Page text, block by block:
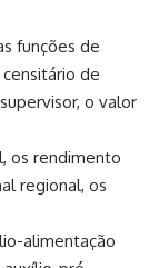
funções de
de
o valor
os rendimento
regional, os
alimentação